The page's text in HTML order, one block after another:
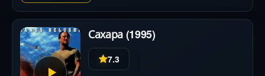
Сахара (1995)
7.3